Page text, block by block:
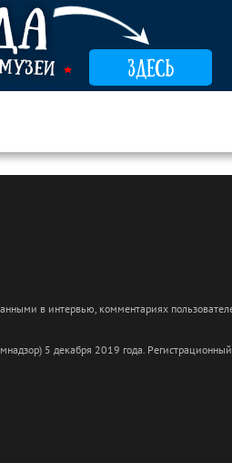
в интервью, комментариях
5 декабря 2019 года.